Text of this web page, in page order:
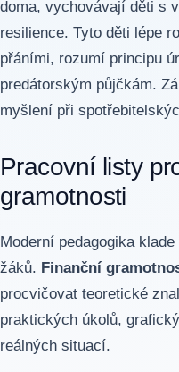
doma, vychovávají děti s
resilience. Tyto děti lépe
přáními, rozumí principu
predátorským půjčkám.
myšlení při
Pracovní listy
gramotnosti
Moderní pedagogika
žáků. Finanční
procvičovat teoretické
praktických úkolů,
reálných situací.